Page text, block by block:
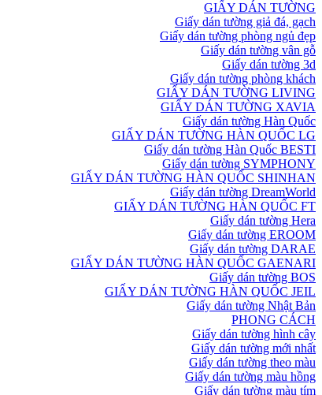
GIẤY DÁN TƯỜNG
Giấy dán tường giả đá, gạch
Giấy dán tường phòng ngủ đẹp
Giấy dán tường vân gỗ
Giấy dán tường 3d
Giấy dán tường phòng khách
GIẤY DÁN TƯỜNG LIVING
GIẤY DÁN TƯỜNG XAVIA
Giấy dán tường Hàn Quốc
GIẤY DÁN TƯỜNG HÀN QUỐC LG
Giấy dán tường Hàn Quốc BESTI
Giấy dán tường SYMPHONY
GIẤY DÁN TƯỜNG HÀN QUỐC SHINHAN
Giấy dán tường DreamWorld
GIẤY DÁN TƯỜNG HÀN QUỐC FT
Giấy dán tường Hera
Giấy dán tường EROOM
Giấy dán tường DARAE
GIẤY DÁN TƯỜNG HÀN QUỐC GAENARI
Giấy dán tường BOS
GIẤY DÁN TƯỜNG HÀN QUỐC JEIL
Giấy dán tường Nhật Bản
PHONG CÁCH
Giấy dán tường hình cây
Giấy dán tường mới nhất
Giấy dán tường theo màu
Giấy dán tường màu hồng
Giấy dán tường màu tím